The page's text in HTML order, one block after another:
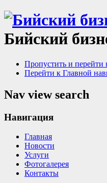
Бийский
Пропустить и перейти
Перейти к Главной
Nav view search
Навигация
Главная
Новости
Услуги
Фотогалерея
Контакты